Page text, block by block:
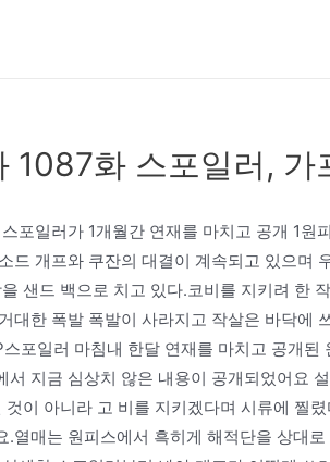
1087화 스포일러, 가
포일러가 1개월간 연재를 마치고 공개 1원
드 개프와 쿠잔의 대결이 계속되고 있으며
샌드 백으로 치고 있다.코비를 지키려 한
대한 폭발 폭발이 사라지고 작살은 바닥에
포일러 마침내 한달 연재를 마치고 공개
서 지금 심상치 않은 내용이 공개되었어요
것이 아니라 고 비를 지키겠다며 시류에 찔
.열매는 원피스에서 흑히게 해적단을 상대